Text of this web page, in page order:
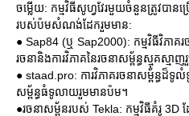
ចម្លើយ: កម្មវិធីសូហ្វវែរមួយចំនួនត្រូវបានប្
របស់ប៉មសំណង់ដែករួមមាន:
● Sap84 (ឬ Sap2000): កម្មវិធីវិភាគរ
រចនានិងការវិភាគនៃរចនាសម្ព័ន្ធស្មុគស្មា
● staad.pro: ការវិភាគរចនាសម្ព័ន្ធដ៏ទូ
សម្ព័ន្ធធំទូលាយរួមមានប៉ម។
●រចនាសម្ព័នរបស់ Tekla: កម្មវិធីគំរូ 3D